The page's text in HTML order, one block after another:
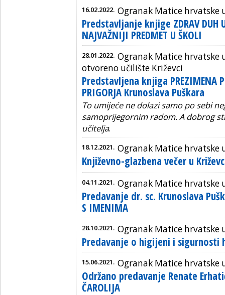
16.02.2022. Ogranak Matice hrvatske
Predstavljanje knjige ZDRAV DUH
NAJVAŽNIJI PREDMET U ŠKOLI
28.01.2022. Ogranak Matice hrvatske
otvoreno učilište Križevci
Predstavljena knjiga PREZIMENA
PRIGORJA Krunoslava Puškara
To umijeće ne dolazi samo po sebi
samoprijegornim radom. A dobrog
učitelja.
18.12.2021. Ogranak Matice hrvatske
Književno-glazbena večer u
04.11.2021. Ogranak Matice hrvatske
Predavanje dr. sc. Krunoslava
S IMENIMA
28.10.2021. Ogranak Matice hrvatske
Predavanje o higijeni i sigurnosti
15.06.2021. Ogranak Matice hrvatske
Održano predavanje Renate
ČAROLIJA